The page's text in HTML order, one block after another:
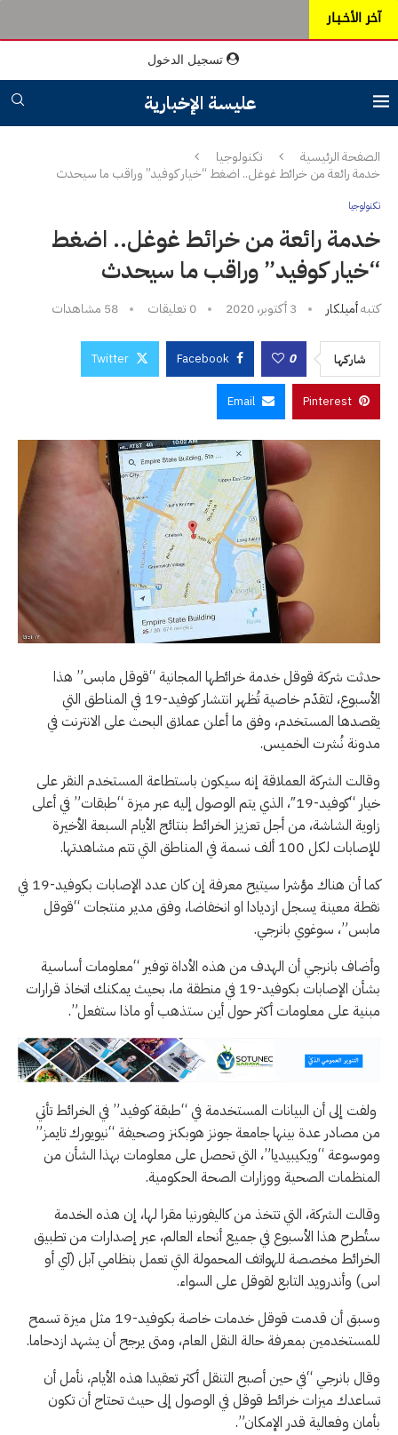
آخر الأخـبـار
تسجيل الدخول
عليسة الإخبارية
الصفحة الرئيسية
تكنولوجيا
خدمة رائعة من خرائط غوغل.. اضغط “خيار كوفيد” وراقب ما سيحدث
تكنولوجيا
خدمة رائعة من خرائط غوغل.. اضغط
“خيار كوفيد” وراقب ما سيحدث
كتبهأميلكار 3 أكتوبر، 2020 0 تعليقات 58 مشاهدات
شاركها 0
Facebook
Twitter
Pinterest
Email
حدثت شركة قوقل خدمة خرائطها المجانية “قوقل مابس” هذا
الأسبوع، لتقدّم خاصية تُظهر انتشار كوفيد-19 في المناطق التي
يقصدها المستخدم، وفق ما أعلن عملاق البحث على الانترنت في
مدونة نُشرت الخميس.
وقالت الشركة العملاقة إنه سيكون باستطاعة المستخدم النقر على
خيار “كوفيد-19″، الذي يتم الوصول إليه عبر ميزة “طبقات” في أعلى
زاوية الشاشة، من أجل تعزيز الخرائط بنتائج الأيام السبعة الأخيرة
للإصابات لكل 100 ألف نسمة في المناطق التي تتم مشاهدتها.
كما أن هناك مؤشرا سيتيح معرفة إن كان عدد الإصابات بكوفيد-19 في
نقطة معينة يسجل ازديادا او انخفاضا، وفق مدير منتجات “قوقل
مابس”، سوغوي بانرجي.
وأضاف بانرجي أن الهدف من هذه الأداة توفير “معلومات أساسية
بشأن الإصابات بكوفيد-19 في منطقة ما، بحيث يمكنك اتخاذ قرارات
مبنية على معلومات أكثر حول أين ستذهب أو ماذا ستفعل”.
ولفت إلى أن البيانات المستخدمة في “طبقة كوفيد” في الخرائط تأتي
من مصادر عدة بينها جامعة جونز هوبكنز وصحيفة “نيويورك تايمز”
وموسوعة “ويكيبيديا”، التي تحصل على معلومات بهذا الشأن من
المنظمات الصحية ووزارات الصحة الحكومية.
وقالت الشركة، التي تتخذ من كاليفورنيا مقرا لها، إن هذه الخدمة
ستُطرح هذا الأسبوع في جميع أنحاء العالم، عبر إصدارات من تطبيق
الخرائط مخصصة للهواتف المحمولة التي تعمل بنظامي آبل (آي أو
اس) وأندرويد التابع لقوقل على السواء.
وسبق أن قدمت قوقل خدمات خاصة بكوفيد-19 مثل ميزة تسمح
للمستخدمين بمعرفة حالة النقل العام، ومتى يرجح أن يشهد ازدحاما.
وقال بانرجي “في حين أصبح التنقل أكثر تعقيدا هذه الأيام، نأمل أن
تساعدك ميزات خرائط قوقل في الوصول إلى حيث تحتاج أن تكون
بأمان وفعالية قدر الإمكان”.